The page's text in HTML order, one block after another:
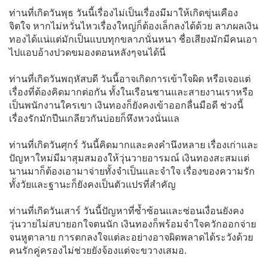
ท่านที่เกิดวันพุธ วันนี้เรื่องไม่เป็นเรื่องมีมาให้เกิดขุ่นเคือง
จิตใจ หากไม่หวั่นไหวเรื่องใหญ่ก็ต้องเล็กลงได้ด้วย ลาภผลเงิน
ทองได้แน่แต่มักเป็นแบบทุกขลาภนั่นหนา ชื่อเสียงมักมีคนเอา
ไปแอบอ้างปวดขมองตอนหลังๆจนได้นี่
ท่านที่เกิดวันพฤหัสบดี วันนี้อาจเกิดการเข้าใจผิด หรือเจอแต่
เรื่องที่ต้องคิดมากต่อกัน ทั้งในเรือนชานและสายงานเราหรือ
เป็นพนักงานใครเขา เงินทองก็ยังคงเข้าออกลื่นมือดี ช่วงนี้
เรื่องรักมักปีนเกลียวกันบ่อยก็หึงหวงนั่นแล
ท่านที่เกิดวันศุกร์ วันนี้คิดมากและคงคำนึงหลาย เรื่องเก่าและ
ปัญหาใหม่มีมาสุมสมองให้วุ่นวายอารมณ์ เงินทองสะสมแต่
นานมาก็ต้องเอามาจ่ายทั้งจำเป็นและจำใจ เรื่องของความรัก
ทั้งวัยและฐานะก็ยังคงเป็นตัวแปรที่สำคัญ
ท่านที่เกิดวันเสาร์ วันนี้ปัญหาที่ซ้ำซ้อนและซ่อนเงื่อนยังคง
วุ่นวายไม่สบายอกใจตนนัก เงินทองก็พร้อมจำใจควักออกจ่าย
จนหูตาลาย การตกลงใจแต่ละอย่างอาจผิดพลาดได้ระวังด้วย
คนรักคู่ครองไม่ช่วยยังจ้องแต่จะขวางเสมอ.